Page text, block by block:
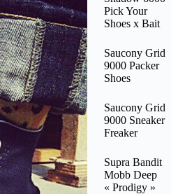
Pick Your
Shoes x Bait
Saucony Grid
9000 Packer
Shoes
Saucony Grid
9000 Sneaker
Freaker
Supra Bandit
Mobb Deep
« Prodigy »